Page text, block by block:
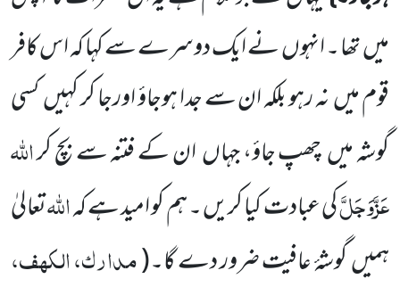
میںتھا ۔ انہوںنے ایک دوسرے سے کہا کہ اس کافر
قوم میںنہ رہو بلکہ ان سے جدا ہوجاؤ اورجا کر کہیںکسی
گوشہ میںچھپ جاؤ، جہاںان کے فتنہ سے بچ کراللّٰہ
عَزَّوَجَلَّکی عبادت کیا کریں ۔ ہم کو امید ہے کہاللّٰہتعالیٰ
ہمیںگوشۂ عافیت ضرور دے گا۔(مدارک، الکھف،